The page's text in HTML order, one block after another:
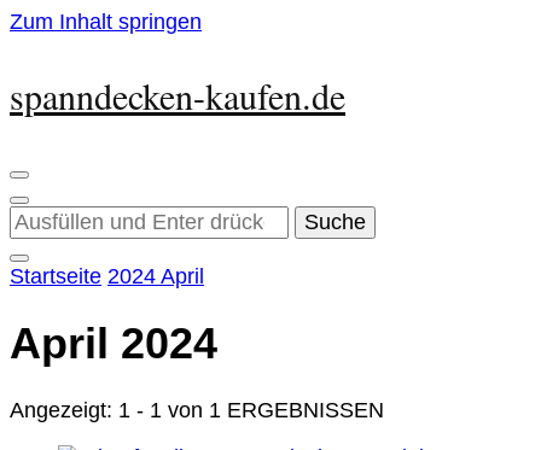
Zum Inhalt springen
spanndecken-kaufen.de
Suchst
du
nach
etwas?
Startseite 2024 April
April 2024
Angezeigt: 1 - 1 von 1 ERGEBNISSEN